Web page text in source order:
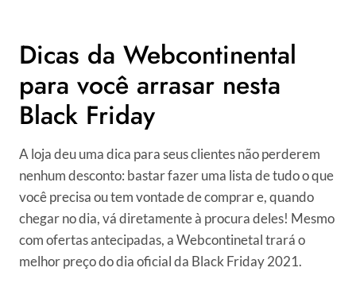
Dicas da Webcontinental
para você arrasar nesta
Black Friday
A loja deu uma dica para seus clientes não perderem
nenhum desconto: bastar fazer uma lista de tudo o que
você precisa ou tem vontade de comprar e, quando
chegar no dia, vá diretamente à procura deles! Mesmo
com ofertas antecipadas, a Webcontinetal trará o
melhor preço do dia oficial da Black Friday 2021.